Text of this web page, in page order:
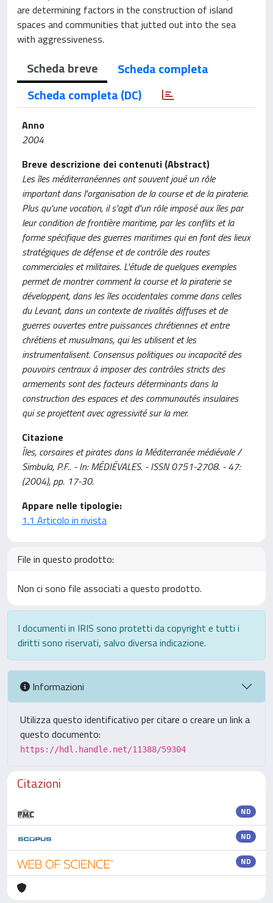
are determining factors in the construction of island
spaces and communities that jutted out into the sea
with aggressiveness.
Scheda breve
Scheda completa
Scheda completa (DC)
Anno
2004
Breve descrizione dei contenuti (Abstract)
Les îles méditerranéennes ont souvent joué un rôle
important dans l'organisation de la course et de la piraterie.
Plus qu'une vocation, il s'agit d'un rôle imposé aux îles par
leur condition de frontière maritime, par les conflits et la
forme spécifique des guerres maritimes qui en font des lieux
stratégiques de défense et de contrôle des routes
commerciales et militaires. L'étude de quelques exemples
permet de montrer comment la course et la piraterie se
développent, dans les îles occidentales comme dans celles
du Levant, dans un contexte de rivalités diffuses et de
guerres ouvertes entre puissances chrétiennes et entre
chrétiens et musulmans, qui les utilisent et les
instrumentalisent. Consensus politiques ou incapacité des
pouvoirs centraux à imposer des contrôles stricts des
armements sont des facteurs déterminants dans la
construction des espaces et des communautés insulaires
qui se projettent avec agressivité sur la mer.
Citazione
Îles, corsaires et pirates dans la Méditerranée médiévale /
Simbula, P.F.. - In: MÉDIÉVALES. - ISSN 0751-2708. - 47:
(2004), pp. 17-30.
Appare nelle tipologie:
1.1 Articolo in rivista
File in questo prodotto:
Non ci sono file associati a questo prodotto.
I documenti in IRIS sono protetti da copyright e tutti i
diritti sono riservati, salvo diversa indicazione.
Informazioni
Utilizza questo identificativo per citare o creare un link a
questo documento:
https://hdl.handle.net/11388/59304
Citazioni
ND
ND
ND